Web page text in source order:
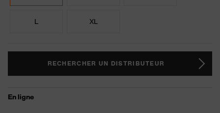
L XL
RECHERCHER UN DISTRIBUTEUR